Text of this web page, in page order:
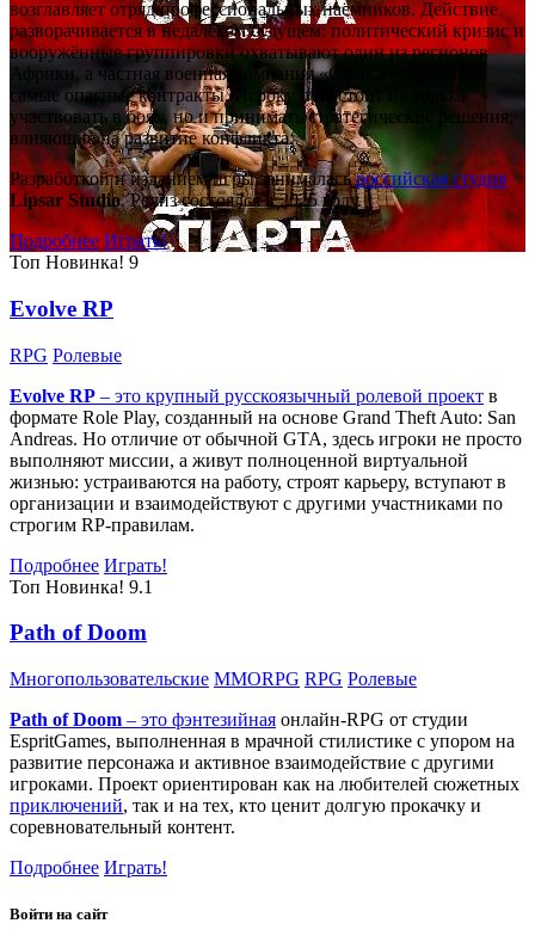
возглавляет отряд профессиональных наёмников. Действие
разворачивается в недалёком будущем: политический кризис и
вооружённые группировки охватывают один из регионов
Африки, а частная военная компания «Спарта» берётся за
самые опасные контракты. Игроку предстоит не только
участвовать в боях, но и принимать стратегические решения,
влияющие на развитие конфликта.
Разработкой и изданием игры занималасьроссийская студия
Lipsar Studio. Релиз состоялся в 2025 году.
Подробнее Играть!
Топ Новинка! 9
Evolve RP
RPG Ролевые
Evolve RP – это крупный русскоязычный ролевой проект в
формате Role Play, созданный на основе Grand Theft Auto: San
Andreas. Но отличие от обычной GTA, здесь игроки не просто
выполняют миссии, а живут полноценной виртуальной
жизнью: устраиваются на работу, строят карьеру, вступают в
организации и взаимодействуют с другими участниками по
строгим RP-правилам.
Подробнее Играть!
Топ Новинка! 9.1
Path of Doom
Многопользовательские MMORPG RPG Ролевые
Path of Doom – это фэнтезийная онлайн-RPG от студии
EspritGames, выполненная в мрачной стилистике с упором на
развитие персонажа и активное взаимодействие с другими
игроками. Проект ориентирован как на любителей сюжетных
приключений, так и на тех, кто ценит долгую прокачку и
соревновательный контент.
Подробнее Играть!
Войти на сайт